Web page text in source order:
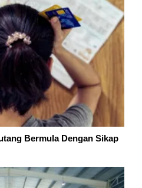
Bermula Dengan Sikap